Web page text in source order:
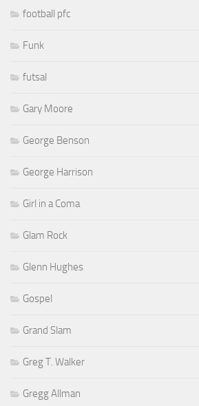
football pfc
Funk
futsal
Gary Moore
George Benson
George Harrison
Girl in a Coma
Glam Rock
Glenn Hughes
Gospel
Grand Slam
Greg T. Walker
Gregg Allman